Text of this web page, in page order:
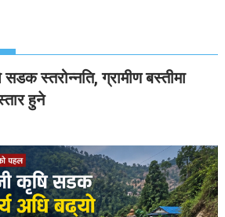
स्तरोन्नति, ग्रामीण बस्तीमा
हुने